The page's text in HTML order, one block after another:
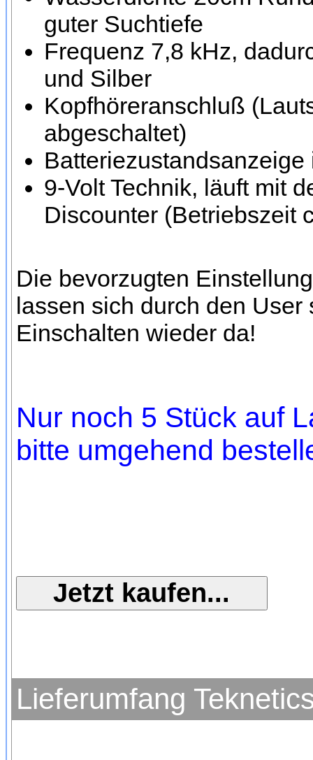
guter Suchtiefe
Frequenz 7,8 kHz,
und Silber
Kopfhöreranschluß
abgeschaltet)
9-Volt Technik, läuft mit
Discounter (Betriebszeit
Die bevorzugten
lassen sich durch den
Einschalten wieder da!
Nur noch 5 Stück auf
bitte umgehend
Lieferumfang